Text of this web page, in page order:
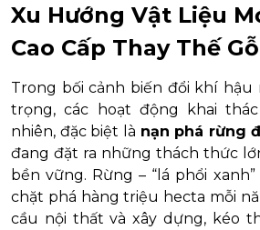
Xu Hướng Vật Liệu
Cao Cấp Thay Thế
Trong bối cảnh biến đổi khí hậu
trọng, các hoạt động khai
nhiên, đặc biệt là nạn phá rừng
đang đặt ra những thách thức
bền vững. Rừng – “lá phổi
chặt phá hàng triệu hecta mỗi
cầu nội thất và xây dựng, kéo